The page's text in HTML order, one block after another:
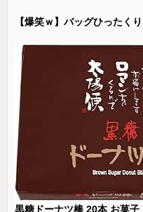
【爆笑ｗ】バッグひったく
黒糖ドーナツ棒 20本 お菓子